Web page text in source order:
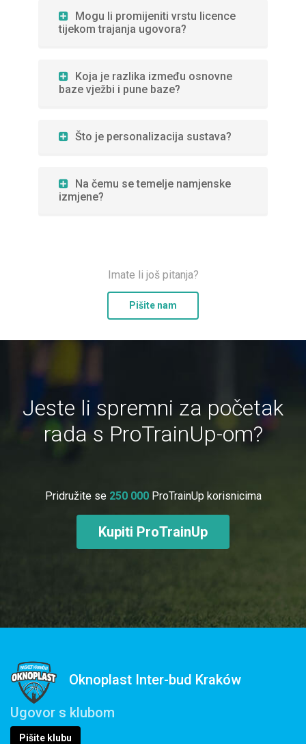
Mogu li promijeniti vrstu licence
tijekom trajanja ugovora?
Koja je razlika između osnovne
baze vježbi i pune baze?
Što je personalizacija sustava?
Na čemu se temelje namjenske
izmjene?
Imate li još pitanja?
Pišite nam
Jeste li spremni za početak
rada s ProTrainUp-om?
Pridružite se 250 000ProTrainUp korisnicima
Kupiti ProTrainUp
Oknoplast Inter-bud Kraków
Ugovor s klubom
Pišite klubu